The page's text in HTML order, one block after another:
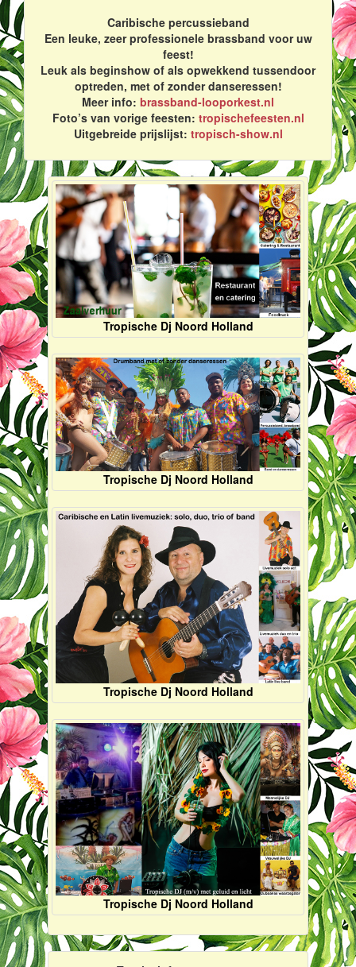
Caribische percussieband
Een leuke, zeer professionele brassband voor uw
feest!
Leuk als beginshow of als opwekkend tussendoor
optreden, met of zonder danseressen!
Meer info: brassband-looporkest.nl
Foto’s van vorige feesten: tropischefeesten.nl
Uitgebreide prijslijst: tropisch-show.nl
Tropische Dj Noord Holland
Tropische Dj Noord Holland
Tropische Dj Noord Holland
Tropische Dj Noord Holland